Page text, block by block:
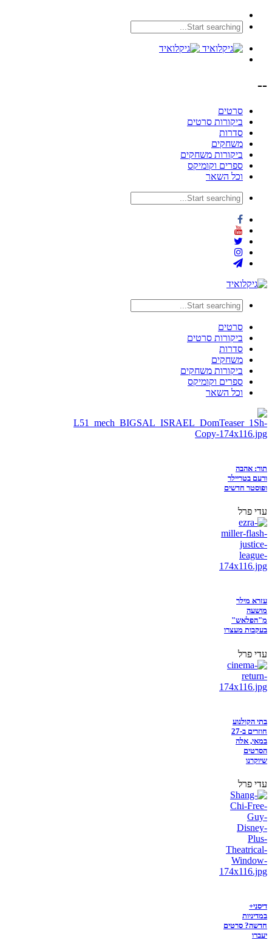
--
סרטים
ביקורות סרטים
סדרות
משחקים
ביקורות משחקים
ספרים וקומיקס
וכל השאר
סרטים
ביקורות סרטים
סדרות
משחקים
ביקורות משחקים
ספרים וקומיקס
וכל השאר
תור: אהבה
ורעם בטריילר
ופוסטר חדשים
עדי פרל
עזרא מילר
מושעה
מ"הפלאש"
בעקבות מעצרו
עדי פרל
בתי הקולנוע
חוזרים ב-27
במאי, אלה
הסרטים
שיוקרנו
עדי פרל
דיסני+
במדיניות
חדשה? סרטים
יעברו